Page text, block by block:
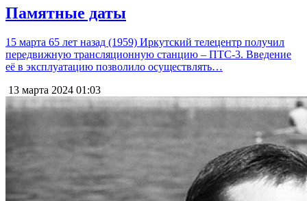
Памятные даты
15 марта 65 лет назад (1959) Иркутский телецентр получил
передвижную трансляционную станцию – ПТС-3. Введение
её в эксплуатацию позволило осуществлять…
13 марта 2024 01:03